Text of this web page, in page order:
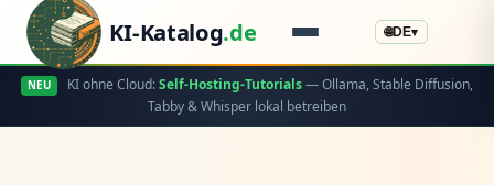
KI-Katalog.de 🌐DE▾
NEU KI ohne Cloud:Self-Hosting-Tutorials— Ollama, Stable Diffusion,
Tabby & Whisper lokal betreiben